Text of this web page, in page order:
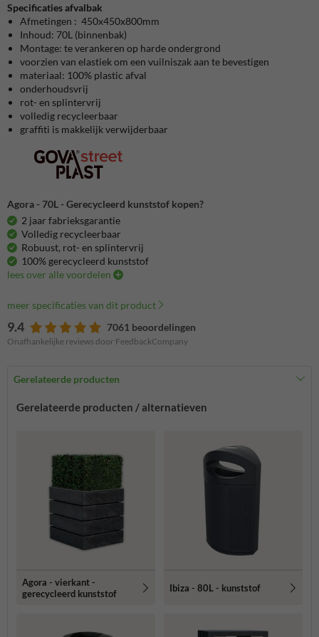
Specificaties afvalbak
Afmetingen : 450x450x800mm
Inhoud: 70L (binnenbak)
Montage: te verankeren op harde ondergrond
voorzien van elastiek om een vuilniszak aan te bevestigen
materiaal: 100% plastic afval
onderhoudsvrij
rot- en splintervrij
volledig recycleerbaar
graffiti is makkelijk verwijderbaar
Agora - 70L - Gerecycleerd kunststof kopen?
2 jaar fabrieksgarantie
Volledig recycleerbaar
Robuust, rot- en splintervrij
100% gerecycleerd kunststof
lees over alle voordelen
meer specificaties van dit product
9.4 7061 beoordelingen
Onafhankelijke reviews door FeedbackCompany
Gerelateerde producten
Gerelateerde producten / alternatieven
Agora - vierkant -
gerecycleerd kunststof
Ibiza - 80L - kunststof